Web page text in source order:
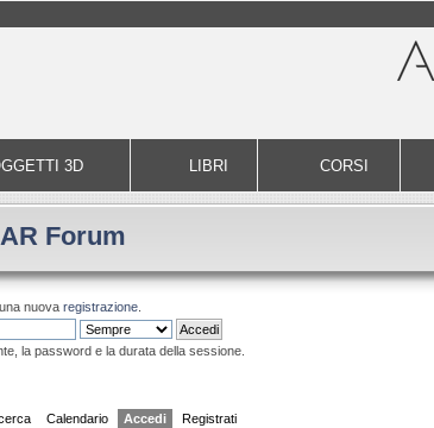
3D LIBRI CORSI
Forum
nuovaregistrazione.
la password e la durata della sessione.
Calendario Accedi Registrati